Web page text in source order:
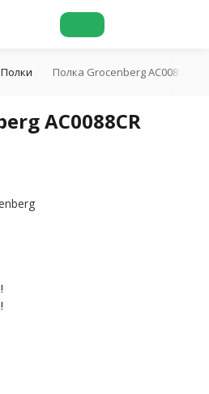
Полки Полка Grocenberg AC0088CR
AC0088CR